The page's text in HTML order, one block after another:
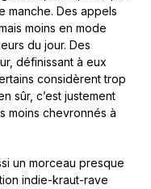
manche. Des appels
moins en mode
du jour. Des
définissant à eux
considèrent trop
sûr, c’est justement
moins chevronnés à
un morceau presque
indie-kraut-rave